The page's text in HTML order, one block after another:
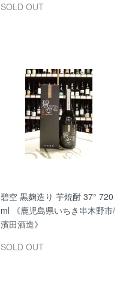
SOLD OUT
碧空 黒麹造り 芋焼酎 37° 720
ml 《鹿児島県いちき串木野市/
濱田酒造》
SOLD OUT